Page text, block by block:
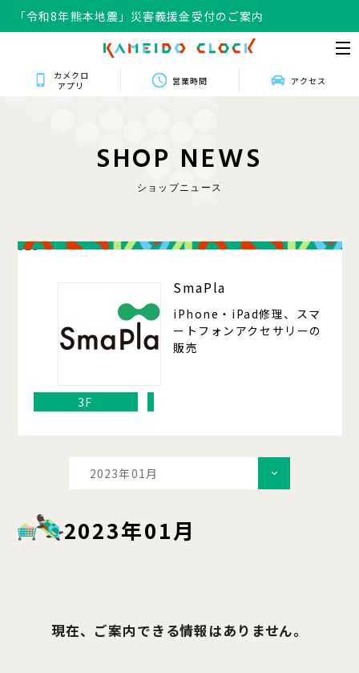
「令和8年熊本地震」災害義援金受付のご案内
カメクロ
アプリ
営業時間 アクセス
SHOP NEWS
ショップニュース
323
SmaPla
iPhone・iPad修理、スマ
ートフォンアクセサリーの
販売
3F
2023年01月
2023年01月
現在、ご案内できる情報はありません。